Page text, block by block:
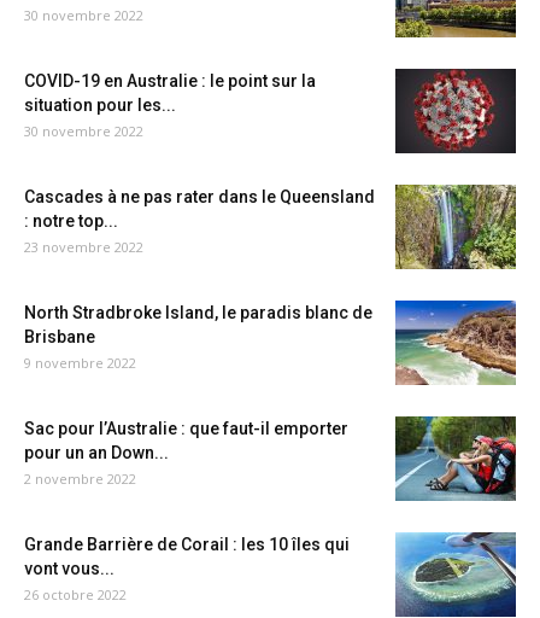
30 novembre 2022
COVID-19 en Australie : le point sur la
situation pour les...
30 novembre 2022
Cascades à ne pas rater dans le Queensland
: notre top...
23 novembre 2022
North Stradbroke Island, le paradis blanc de
Brisbane
9 novembre 2022
Sac pour l’Australie : que faut-il emporter
pour un an Down...
2 novembre 2022
Grande Barrière de Corail : les 10 îles qui
vont vous...
26 octobre 2022